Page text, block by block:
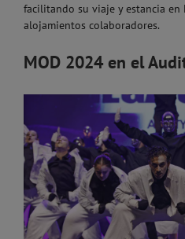
facilitando su viaje y estancia en
alojamientos colaboradores.
MOD 2024 en el